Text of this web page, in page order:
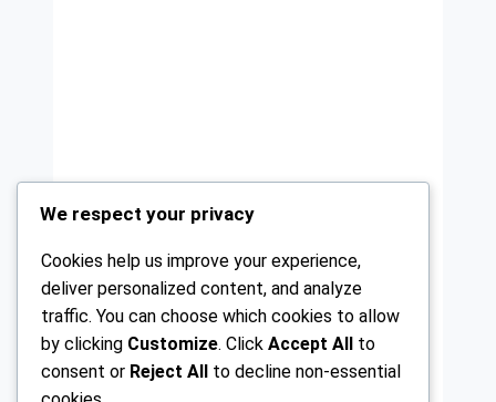
We respect your privacy
Cookies help us improve your experience,
deliver personalized content, and analyze
traffic. You can choose which cookies to allow
by clicking Customize. Click Accept All to
consent or Reject All to decline non-essential